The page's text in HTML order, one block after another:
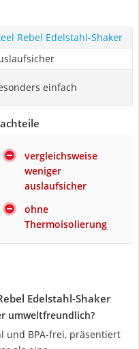
Rebel Edelstahl-Shaker
einfach
vergleichsweise
weniger
auslaufsicher
ohne
Thermoisolierung
Edelstahl-Shaker
umweltfreundlich?
und BPA-frei, präsentiert